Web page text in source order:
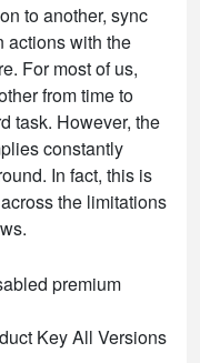
to another, sync
actions with the
For most of us,
from time to
task. However, the
constantly
In fact, this is
the limitations
premium
Key All Versions